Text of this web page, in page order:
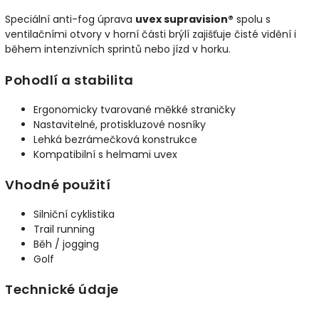
Speciální anti-fog úprava uvex supravision® spolu s
ventilačními otvory v horní části brýlí zajišťuje čisté vidění i
během intenzivních sprintů nebo jízd v horku.
Pohodlí a stabilita
Ergonomicky tvarované měkké straničky
Nastavitelné, protiskluzové nosníky
Lehká bezrámečková konstrukce
Kompatibilní s helmami uvex
Vhodné použití
Silniční cyklistika
Trail running
Běh / jogging
Golf
Technické údaje